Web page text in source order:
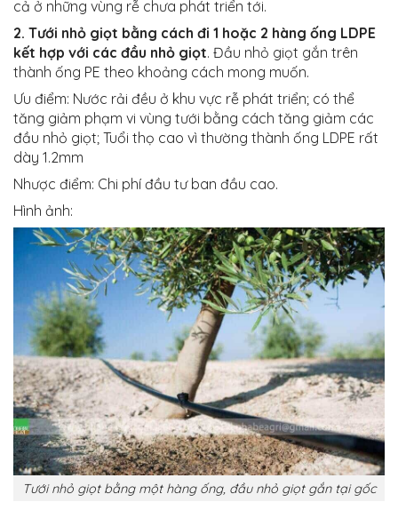
cả ở những vùng rễ chưa phát triển tới.
2. Tưới nhỏ giọt bằng cách đi 1 hoặc 2 hàng ống LDPE
kết hợp với các đầu nhỏ giọt. Đầu nhỏ giọt gắn trên
thành ống PE theo khoảng cách mong muốn.
Ưu điểm: Nước rải đều ở khu vực rễ phát triển; có thể
tăng giảm phạm vi vùng tưới bằng cách tăng giảm các
đầu nhỏ giọt; Tuổi thọ cao vì thường thành ống LDPE rất
dày 1.2mm
Nhược điểm: Chi phí đầu tư ban đầu cao.
Hình ảnh:
Tưới nhỏ giọt bằng một hàng ống, đầu nhỏ giọt gắn tại gốc